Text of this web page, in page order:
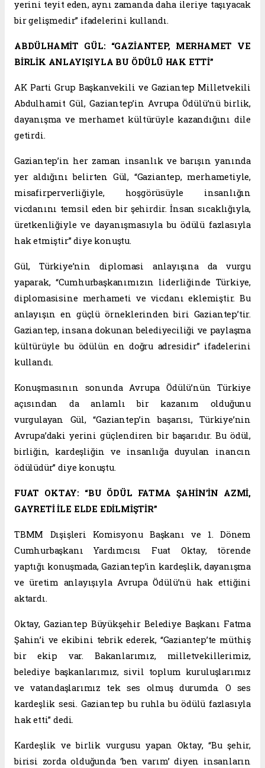
yerini teyit eden, aynı zamanda daha ileriye taşıyacak
bir gelişmedir” ifadelerini kullandı.
ABDÜLHAMİT GÜL: “GAZİANTEP, MERHAMET VE
BİRLİK ANLAYIŞIYLA BU ÖDÜLÜ HAK ETTİ”
AK Parti Grup Başkanvekili ve Gaziantep Milletvekili
Abdulhamit Gül, Gaziantep’in Avrupa Ödülü’nü birlik,
dayanışma ve merhamet kültürüyle kazandığını dile
getirdi.
Gaziantep’in her zaman insanlık ve barışın yanında
yer aldığını belirten Gül, “Gaziantep, merhametiyle,
misafirperverliğiyle, hoşgörüsüyle insanlığın
vicdanını temsil eden bir şehirdir. İnsan sıcaklığıyla,
üretkenliğiyle ve dayanışmasıyla bu ödülü fazlasıyla
hak etmiştir” diye konuştu.
Gül, Türkiye’nin diplomasi anlayışına da vurgu
yaparak, “Cumhurbaşkanımızın liderliğinde Türkiye,
diplomasisine merhameti ve vicdanı eklemiştir. Bu
anlayışın en güçlü örneklerinden biri Gaziantep’tir.
Gaziantep, insana dokunan belediyeciliği ve paylaşma
kültürüyle bu ödülün en doğru adresidir” ifadelerini
kullandı.
Konuşmasının sonunda Avrupa Ödülü’nün Türkiye
açısından da anlamlı bir kazanım olduğunu
vurgulayan Gül, “Gaziantep’in başarısı, Türkiye’nin
Avrupa’daki yerini güçlendiren bir başarıdır. Bu ödül,
birliğin, kardeşliğin ve insanlığa duyulan inancın
ödülüdür” diye konuştu.
FUAT OKTAY: “BU ÖDÜL FATMA ŞAHİN’İN AZMİ,
GAYRETİ İLE ELDE EDİLMİŞTİR”
TBMM Dışişleri Komisyonu Başkanı ve 1. Dönem
Cumhurbaşkanı Yardımcısı Fuat Oktay, törende
yaptığı konuşmada, Gaziantep’in kardeşlik, dayanışma
ve üretim anlayışıyla Avrupa Ödülü’nü hak ettiğini
aktardı.
Oktay, Gaziantep Büyükşehir Belediye Başkanı Fatma
Şahin’i ve ekibini tebrik ederek, “Gaziantep’te müthiş
bir ekip var. Bakanlarımız, milletvekillerimiz,
belediye başkanlarımız, sivil toplum kuruluşlarımız
ve vatandaşlarımız tek ses olmuş durumda. O ses
kardeşlik sesi. Gaziantep bu ruhla bu ödülü fazlasıyla
hak etti” dedi.
Kardeşlik ve birlik vurgusu yapan Oktay, “Bu şehir,
birisi zorda olduğunda ‘ben varım’ diyen insanların